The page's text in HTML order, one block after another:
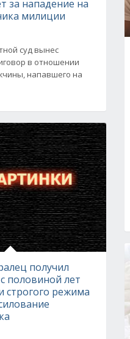
за нападение на
милиции
суд вынес
в отношении
напавшего на
получил
половиной лет
строгого режима